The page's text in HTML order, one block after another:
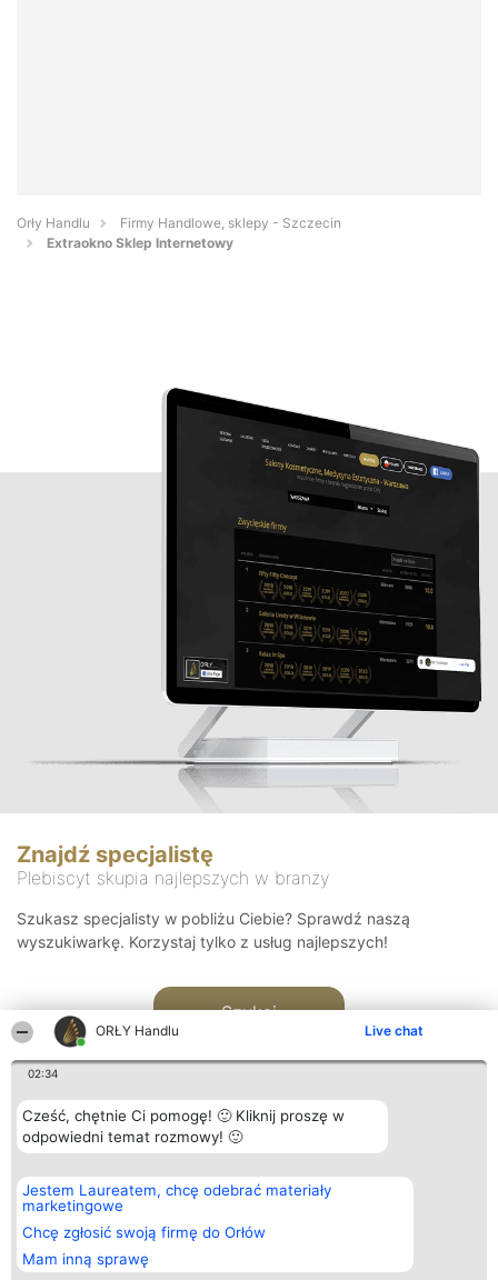
ORŁY Handlu Live chat
02:34
Cześć, chętnie Ci pomogę! 🙂 Kliknij proszę w
odpowiedni temat rozmowy! 🙂
Jestem Laureatem, chcę odebrać materiały
marketingowe
Chcę zgłosić swoją firmę do Orłów
Mam inną sprawę
Orły Handlu
Firmy Handlowe, sklepy - Szczecin
Extraokno Sklep Internetowy
Znajdź specjalistę
Plebiscyt skupia najlepszych w branży
Szukasz specjalisty w pobliżu Ciebie? Sprawdź naszą
wyszukiwarkę. Korzystaj tylko z usług najlepszych!
Szukaj
Organizator plebiscytu
Bright Side Solutions sp. z o.
o. sp. k.
ul. Ruska 22
Wrocław 50-079
KRS 0000749100 | Regon
381313360 | NIP 8943132676
Plebiscyt
Laureaci
wszystkich
Laureatów
Regulamin
Kontakt
Kontakt